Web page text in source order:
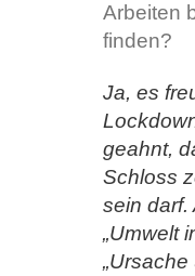
Arbeiten
finden?
Ja, es
geahnt,
Schloss
sein darf.
„Umwelt